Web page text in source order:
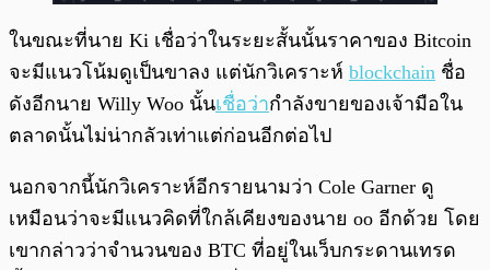
ในขณะที่นาย Ki เชื่อว่าในระยะสั้นนั้นราคาของ Bitcoin
จะมีแนวโน้มดูเป็นขาลง แต่นักวิเคราะห์ blockchain ชื่อ
ดังอีกนาย Willy Woo นั้นเชื่อว่ากำลังขายของเจ้ามือใน
ตลาดนั้นไม่น่ากลัวเท่าแต่ก่อนอีกต่อไป
นอกจากนี้นักวิเคราะห์อีกรายนามว่า Cole Garner ดู
เหมือนว่าจะมีแนวคิดที่ใกล้เคียงของนาย oo อีกด้วย โดย
เขากล่าวว่าจำนวนของ BTC ที่อยู่ในเว็บกระดานเทรด